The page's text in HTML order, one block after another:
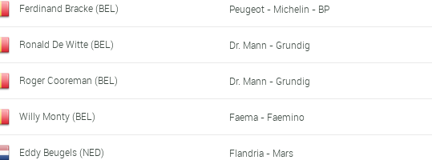
Ferdinand Bracke (BEL) Peugeot - Michelin - BP
Ronald De Witte (BEL) Dr. Mann - Grundig
Roger Cooreman (BEL) Dr. Mann - Grundig
Willy Monty (BEL) Faema - Faemino
Eddy Beugels (NED) Flandria - Mars